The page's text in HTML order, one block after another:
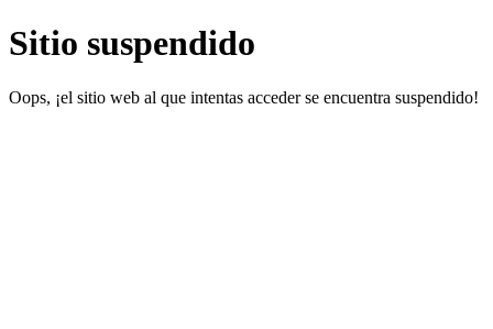
Sitio suspendido
Oops, ¡el sitio web al que intentas acceder se encuentra suspendido!